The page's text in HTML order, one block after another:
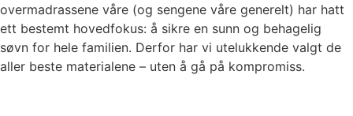
overmadrassene våre (og sengene våre generelt) har hatt
ett bestemt hovedfokus: å sikre en sunn og behagelig
søvn for hele familien. Derfor har vi utelukkende valgt de
aller beste materialene – uten å gå på kompromiss.